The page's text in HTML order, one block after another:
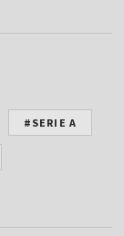
#SERIE A